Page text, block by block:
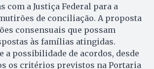
com a Justiça Federal para a
de conciliação. A proposta
consensuais que possam
às famílias atingidas.
a possibilidade de acordos, desde
os critérios previstos na Portaria